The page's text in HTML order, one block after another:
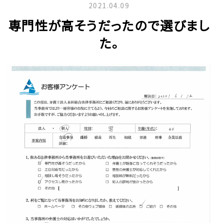
2021.04.09
専門性が高そうだったので選びまし
た。